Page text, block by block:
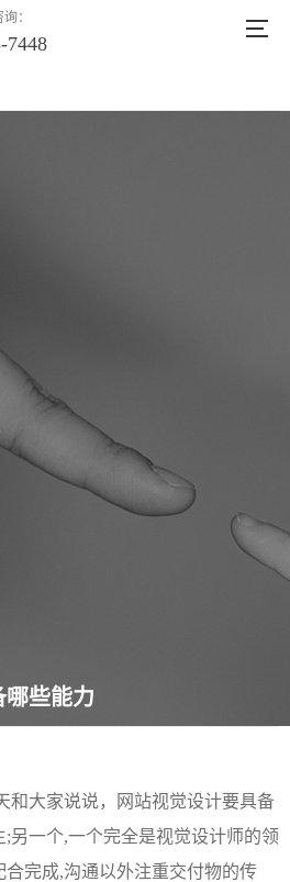
：
7448
哪些能力
大家说说，网站视觉设计要具备
另一个,一个完全是视觉设计师的领
完成,沟通以外注重交付物的传